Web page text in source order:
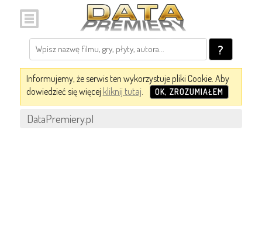
?
Informujemy, że serwis ten wykorzystuje pliki Cookie. Aby
dowiedzieć się więcej kliknij tutaj. OK, ZROZUMIAŁEM
DataPremiery.pl